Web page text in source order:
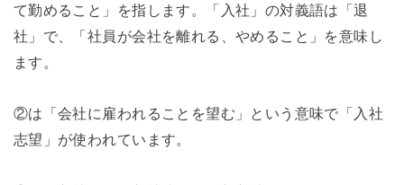
て勤めること」を指します。「入社」の対義語は「退
社」で、「社員が会社を離れる、やめること」を意味し
ます。
②は「会社に雇われることを望む」という意味で「入社
志望」が使われています。